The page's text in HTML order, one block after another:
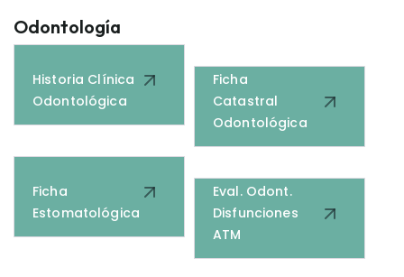
Odontología
Historia Clínica
Odontológica
Ficha
Catastral
Odontológica
Ficha
Estomatológica
Eval. Odont.
Disfunciones
ATM